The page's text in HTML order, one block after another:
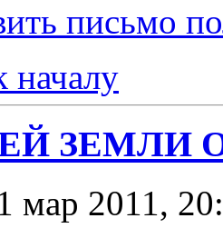
письмо
началу
ЗЕМЛИ
мар 2011,